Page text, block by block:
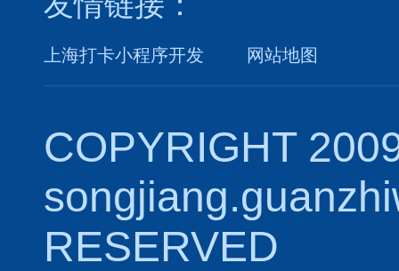
上海打卡小程序开发 网站地图
COPYRIGHT
RESERVED